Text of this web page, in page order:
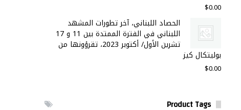
$0.00
الحصاد اللبناني، آخر تطورات المشهد
اللبناني في الفترة الممتدة بين 11 و 17
تشرين الأول/ أكتوبر 2023، تقرؤونها من
بوليتكال كيز
$0.00
Product Tags